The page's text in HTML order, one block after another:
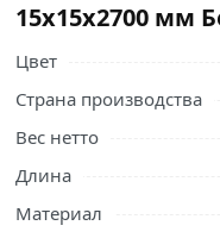
15х15х2700 мм
Цвет
Страна производства
Вес нетто
Длина
Материал